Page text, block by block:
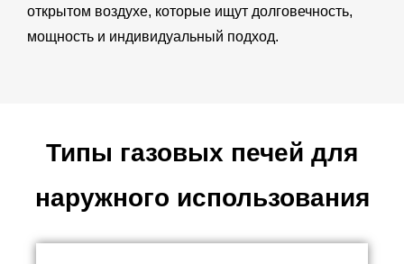
открытом воздухе, которые ищут долговечность,
мощность и индивидуальный подход.
Типы газовых печей для
наружного использования